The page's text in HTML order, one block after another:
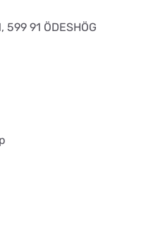
Titta på kartan
91 ÖDESHÖG